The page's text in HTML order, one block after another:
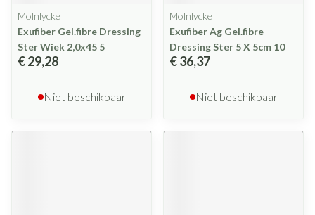
Molnlycke
Exufiber Gel.fibre Dressing
Ster Wiek 2,0x45 5
€ 29,28
Niet beschikbaar
Molnlycke
Exufiber Ag Gel.fibre
Dressing Ster 5 X 5cm 10
€ 36,37
Niet beschikbaar